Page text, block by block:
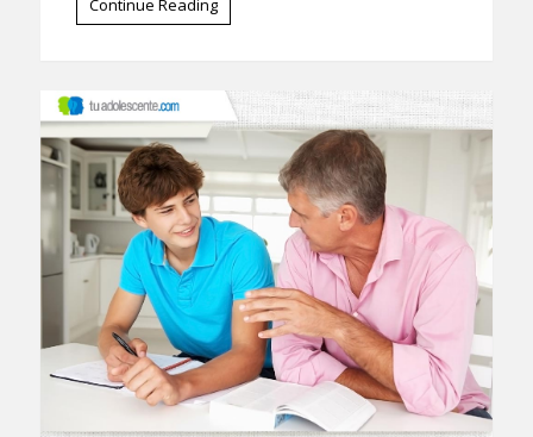
Continue Reading